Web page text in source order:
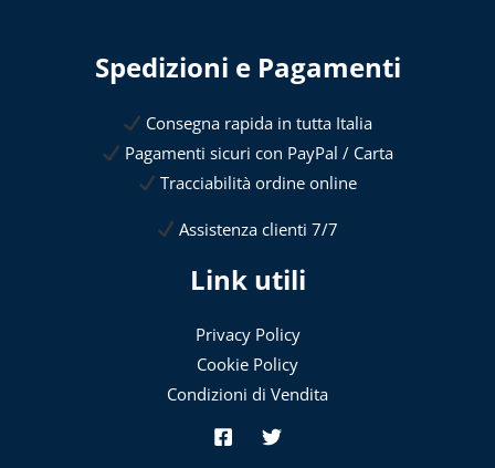
Spedizioni e Pagamenti
Consegna rapida in tutta Italia
Pagamenti sicuri con PayPal / Carta
Tracciabilità ordine online
Assistenza clienti 7/7
Link utili
Privacy Policy
Cookie Policy
Condizioni di Vendita